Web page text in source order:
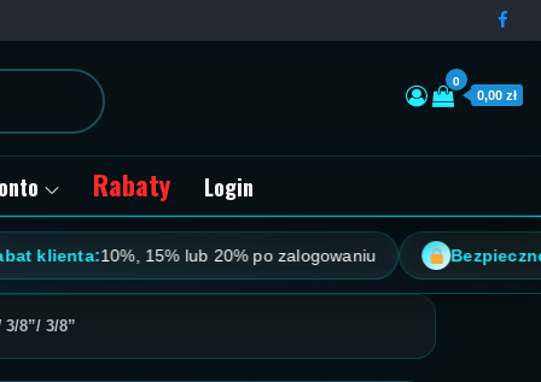
0
0,00 zł
Rabaty Login
10%, 15% lub 20% po zalogowaniu Bezpieczne
8”/ 3/8”